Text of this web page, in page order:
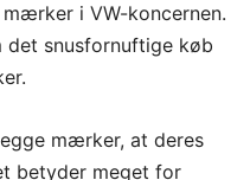
i VW-koncernen.
det snusfornuftige køb
mærker, at deres
betyder meget for